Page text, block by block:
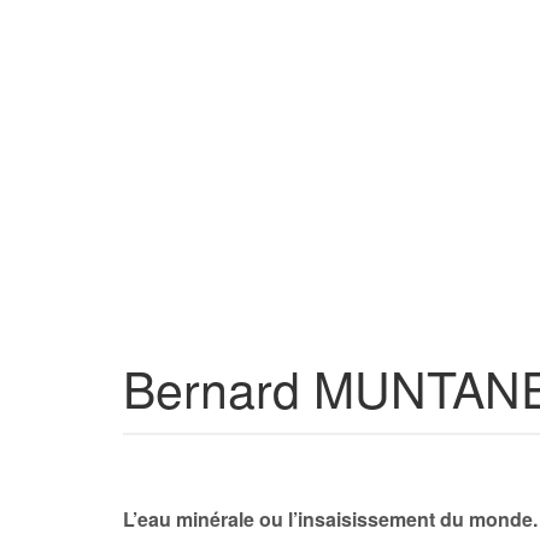
Bernard
L’eau minérale ou l’insaisissement du monde.